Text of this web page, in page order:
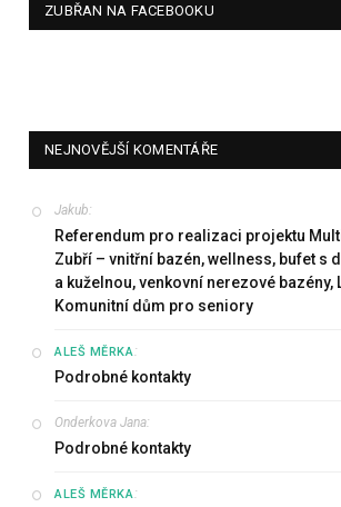
ZUBŘAN NA FACEBOOKU
NEJNOVĚJŠÍ KOMENTÁŘE
Jakub:
Referendum pro realizaci projektu
Zubří – vnitřní bazén, wellness, bufet s
a kuželnou, venkovní nerezové bazény,
Komunitní dům pro seniory
ALEŠ MĚRKA:
Podrobné kontakty
Onderkova Jana:
Podrobné kontakty
ALEŠ MĚRKA: